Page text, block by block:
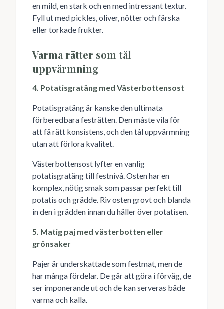
en mild, en stark och en med intressant textur.
Fyll ut med pickles, oliver, nötter och färska
eller torkade frukter.
Varma rätter som tål
uppvärmning
4. Potatisgratäng med Västerbottensost
Potatisgratäng är kanske den ultimata
förberedbara festrätten. Den måste vila för
att få rätt konsistens, och den tål uppvärmning
utan att förlora kvalitet.
Västerbottensost lyfter en vanlig
potatisgratäng till festnivå. Osten har en
komplex, nötig smak som passar perfekt till
potatis och grädde. Riv osten grovt och blanda
in den i grädden innan du häller över potatisen.
5. Matig paj med västerbotten eller
grönsaker
Pajer är underskattade som festmat, men de
har många fördelar. De går att göra i förväg, de
ser imponerande ut och de kan serveras både
varma och kalla.